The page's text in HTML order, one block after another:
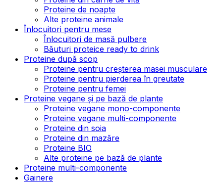
Proteine de noapte
Alte proteine animale
Înlocuitori pentru mese
Înlocuitori de masă pulbere
Băuturi proteice ready to drink
Proteine după scop
Proteine pentru creșterea masei musculare
Proteine pentru pierderea în greutate
Proteine pentru femei
Proteine vegane și pe bază de plante
Proteine vegane mono-componente
Proteine vegane multi-componente
Proteine din soia
Proteine din mazăre
Proteine BIO
Alte proteine pe bază de plante
Proteine multi-componente
Gainere